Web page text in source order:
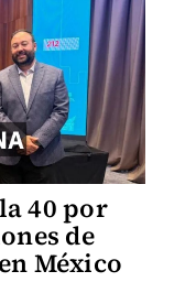
40 por
de
México